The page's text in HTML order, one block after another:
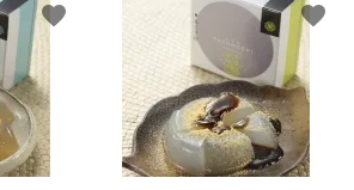
favorite favorite